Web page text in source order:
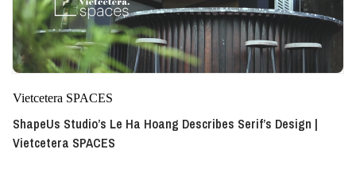
Vietcetera SPACES
ShapeUs Studio’s Le Ha Hoang Describes Serif’s Design |
Vietcetera SPACES